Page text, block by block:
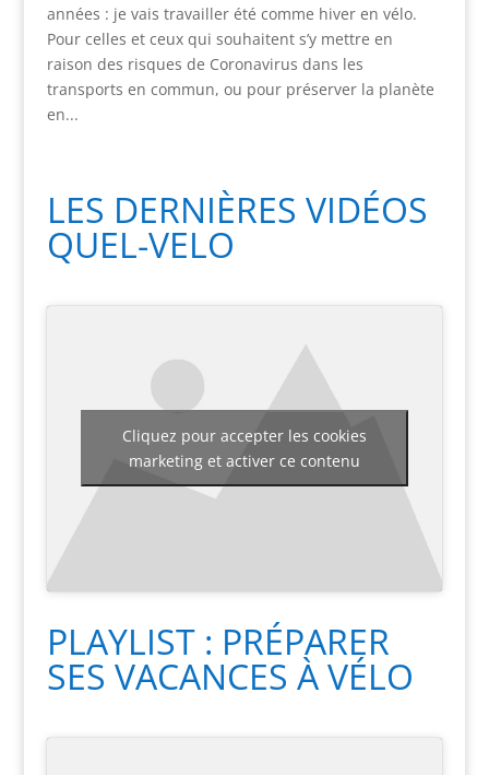
années : je vais travailler été comme hiver en vélo.
Pour celles et ceux qui souhaitent s’y mettre en
raison des risques de Coronavirus dans les
transports en commun, ou pour préserver la planète
en...
LES DERNIÈRES VIDÉOS
QUEL-VELO
Cliquez pour accepter les cookies
marketing et activer ce contenu
PLAYLIST : PRÉPARER
SES VACANCES À VÉLO